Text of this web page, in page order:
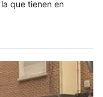
que tienen en